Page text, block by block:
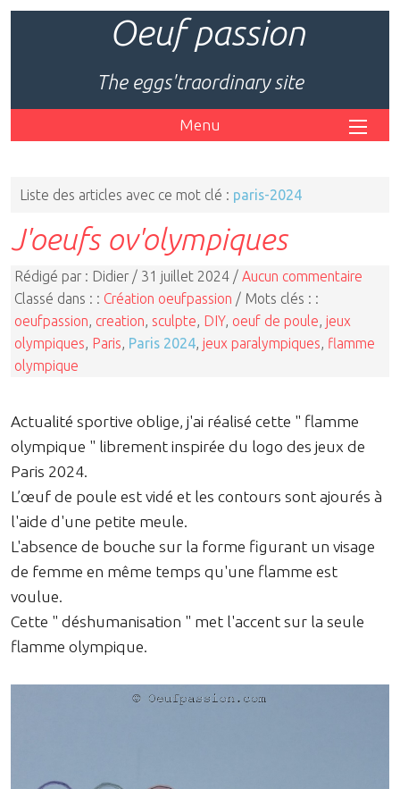
Oeuf passion
The eggs'traordinary site
Menu
Liste des articles avec ce mot clé : paris-2024
J'oeufs ov'olympiques
Rédigé par : Didier / 31 juillet 2024 / Aucun commentaire
Classé dans : : Création oeufpassion / Mots clés : :
oeufpassion creation sculpte DIY, oeuf de poule jeux
olympiques Paris Paris 2024 jeux paralympiques flamme
olympique
Actualité sportive oblige, j'ai réalisé cette " flamme
olympique " librement inspirée du logo des jeux de
Paris 2024.
L’œuf de poule est vidé et les contours sont ajourés à
l'aide d'une petite meule.
L'absence de bouche sur la forme figurant un visage
de femme en même temps qu'une flamme est
voulue.
Cette " déshumanisation " met l'accent sur la seule
flamme olympique.